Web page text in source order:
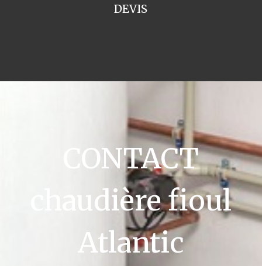
DEVIS
CONTACT
chaudière fioul
Atlantic